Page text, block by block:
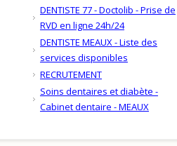
DENTISTE 77 - Doctolib - Prise de
RVD en ligne 24h/24
DENTISTE MEAUX - Liste des
services disponibles
RECRUTEMENT
Soins dentaires et diabète -
Cabinet dentaire - MEAUX